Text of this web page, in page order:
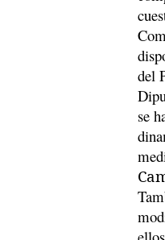
del
se